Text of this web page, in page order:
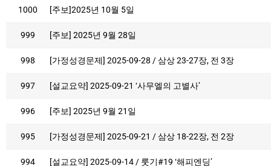
1000 [주보]2025년 10월 5일
999 [주보] 2025년 9월 28일
998 [가정성경문제] 2025-09-28 / 삼상 23-27장, 전 3장
997 [설교요약] 2025-09-21 ‘사무엘의 고별사’
996 [주보] 2025년 9월 21일
995 [가정성경문제] 2025-09-21 / 삼상 18-22장, 전 2장
994 [설교요약] 2025-09-14 / 룻기#19 ‘해피엔딩’